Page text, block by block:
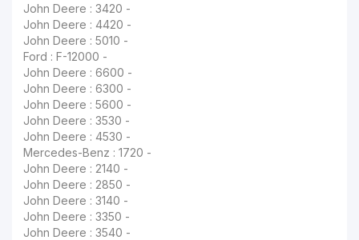
John Deere : 3420 -
John Deere : 4420 -
John Deere : 5010 -
Ford : F-12000 -
John Deere : 6600 -
John Deere : 6300 -
John Deere : 5600 -
John Deere : 3530 -
John Deere : 4530 -
Mercedes-Benz : 1720 -
John Deere : 2140 -
John Deere : 2850 -
John Deere : 3140 -
John Deere : 3350 -
John Deere : 3540 -